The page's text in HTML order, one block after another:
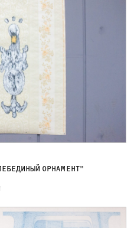
ОРНАМЕНТ"